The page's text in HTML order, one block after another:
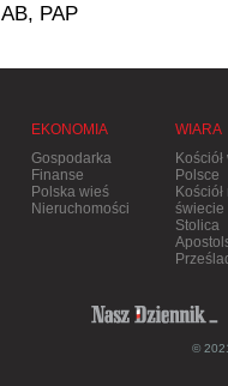
AB, PAP
EKONOMIA
Gospodarka
Finanse
Polska wieś
Nieruchomości
WIARA
Kościół
Polsce
Kościół
świecie
Stolica
©